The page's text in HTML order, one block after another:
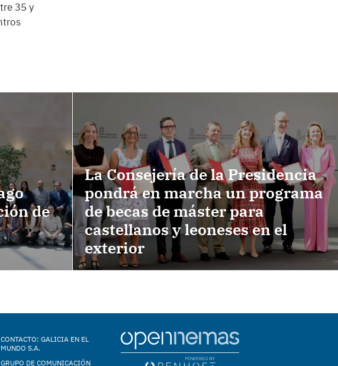
35 y
de
La Consejería de la Presidencia
pondrá en marcha un programa
de becas de máster para
castellanos y leoneses en el
exterior
CONTACTO: GALICIA EN EL
MUNDO S.A.
GRUPO DE COMUNICACIÓN